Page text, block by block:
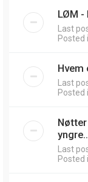
LØM -
Last
Posted
Hvem
Last
Posted
Last
Posted